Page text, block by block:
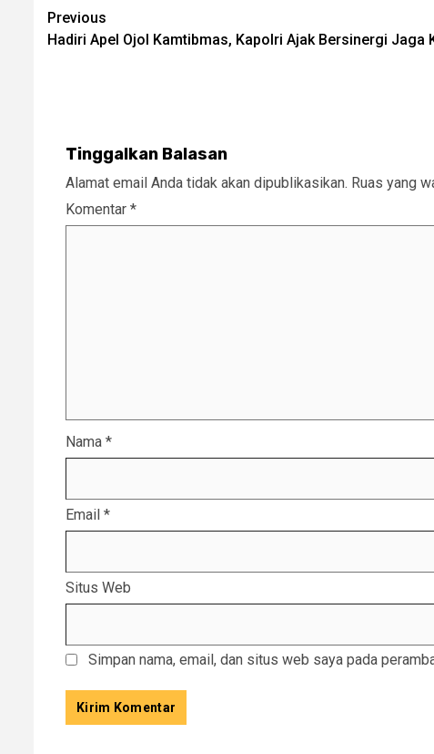
Post
navigation
Previous
Hadiri Apel Ojol Kamtibmas, Kapolri Ajak Bersinergi Jaga
Tinggalkan Balasan
Alamat email Anda tidak akan dipublikasikan. Ruas yang
Komentar *
Nama *
Email *
Situs Web
Simpan nama, email, dan situs web saya pada